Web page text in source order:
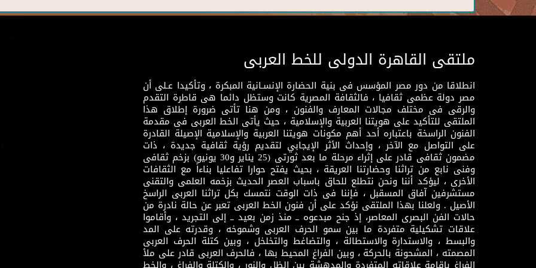
ملتقى القاهرة الدولى للخط العربى
انطلاقا من دور مصر المؤسس فى بنية الحضارة الإنسـانية المبكرة ، وتأكيدا عـلى أن
مصر دولة عظمى ثقافيا ، فالثقافة المصرية كانت وستظل دائما هى قاطرة التقدم
والرقى فى مختلف مجالات المعارف والفنون ، ومن هنا تأتى ضرورة إطلاق هذا
الملتقى للتأكيد على هويتنا العربية والإسلامية ، حيث يأتى الخط العربى فى مقدمة
الفنون الراسخة باعتباره أحد أهم مكونات هويتنا العربية والإسلامية الإصيلة القادرة
على التواصل مع الآخر ، وإحداث الأثر الإيجابي لتقديم رؤية ثقافية جديدة ، ذات
مضمون ثقافى قادر على إثراء مرحلة ما بعد ثورتى (25 يناير و30 يونيو) بزخم ثقافى
وفنى نابع من تراثنا وحضارتنا العريقة ، بحيث يفتح حوارا تفاعليا بناءاً مع الثقافات
الأخرى ، ليؤكد أننا ونحن نتطلع للحاق باسباب العصر الحديث بزخمه العلمى والتقنى
مستشرفين آفاق المسقبل ، فإننا فى ذات الوقت نتمسك بكل تراثنا العربى الراسخ
الأصيل . ولعلنا بهذا الملتقى نؤكد على أن فنون الخط العربى تعبر عن حالة نادرة من
حالات الفن البصرى المعاصر، إذ جنح مبدعوه ــ منذ زمن بعيد ــ إلى التجريد ، وأقاموا
علاقات تشكيلية متفردة ما بين سمو الحرف العربى وشموخه ، وقدرته على المد
والبسط ، والاستدارة والاستطالة ، والتضاغط والتخلخل ، وبين كتلة الحرف العربى
المصمته ، المشحونة بالحركة ، وبين الفراغ المحيط بها ، فالحرف العربى قادر على ملأ